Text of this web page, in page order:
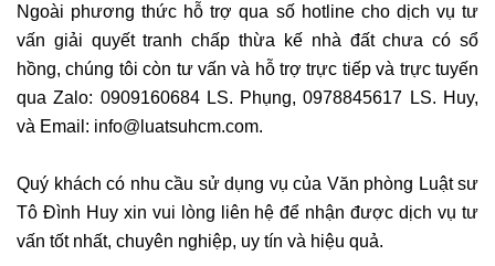
giành
quyền
nuôi
con
khi
hôn
Tư
vấn
Ngoài phương thức hỗ trợ qua số hotline cho dịch vụ tư
vấn giải quyết tranh chấp thừa kế nhà đất chưa có sổ
hồng, chúng tôi còn tư vấn và hỗ trợ trực tiếp và trực tuyến
qua Zalo: 0909160684 LS. Phụng, 0978845617 LS. Huy,
và Email: info@luatsuhcm.com.
Quý khách có nhu cầu sử dụng vụ của Văn phòng Luật sư
Tô Đình Huy xin vui lòng liên hệ để nhận được dịch vụ tư
vấn tốt nhất, chuyên nghiệp, uy tín và hiệu quả.